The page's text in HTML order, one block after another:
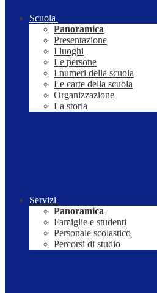
Scuola
Panoramica
Presentazione
I luoghi
Le persone
I numeri della scuola
Le carte della scuola
Organizzazione
La storia
Servizi
Panoramica
Famiglie e studenti
Personale scolastico
Percorsi di studio